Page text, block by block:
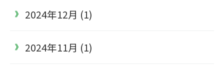
2024年12月 (1)
2024年11月 (1)